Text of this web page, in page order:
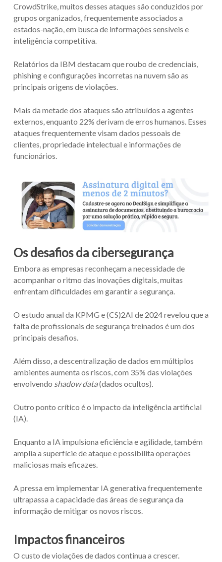
CrowdStrike, muitos desses ataques são conduzidos por
grupos organizados, frequentemente associados a
estados-nação, em busca de informações sensíveis e
inteligência competitiva.
Relatórios da IBM destacam que roubo de credenciais,
phishing e configurações incorretas na nuvem são as
principais origens de violações.
Mais da metade dos ataques são atribuídos a agentes
externos, enquanto 22% derivam de erros humanos. Esses
ataques frequentemente visam dados pessoais de
clientes, propriedade intelectual e informações de
funcionários.
Os desafios da cibersegurança
Embora as empresas reconheçam a necessidade de
acompanhar o ritmo das inovações digitais, muitas
enfrentam dificuldades em garantir a segurança.
O estudo anual da KPMG e (CS)2AI de 2024 revelou que a
falta de profissionais de segurança treinados é um dos
principais desafios.
Além disso, a descentralização de dados em múltiplos
ambientes aumenta os riscos, com 35% das violações
envolvendo shadow data(dados ocultos).
Outro ponto crítico é o impacto da inteligência artificial
(IA).
Enquanto a IA impulsiona eficiência e agilidade, também
amplia a superfície de ataque e possibilita operações
maliciosas mais eficazes.
A pressa em implementar IA generativa frequentemente
ultrapassa a capacidade das áreas de segurança da
informação de mitigar os novos riscos.
Impactos financeiros
O custo de violações de dados continua a crescer.